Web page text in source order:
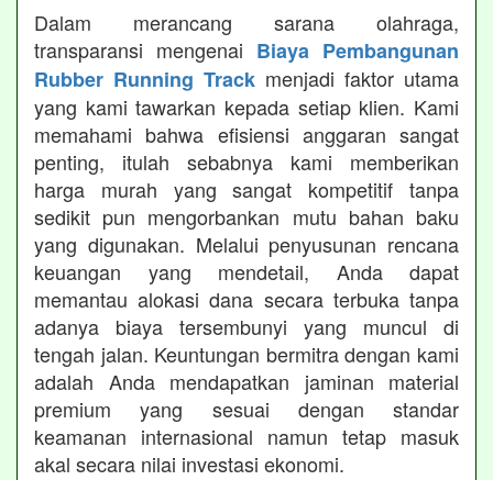
Dalam merancang sarana olahraga,
transparansi mengenai Biaya Pembangunan
Rubber Running Track menjadi faktor utama
yang kami tawarkan kepada setiap klien. Kami
memahami bahwa efisiensi anggaran sangat
penting, itulah sebabnya kami memberikan
harga murah yang sangat kompetitif tanpa
sedikit pun mengorbankan mutu bahan baku
yang digunakan. Melalui penyusunan rencana
keuangan yang mendetail, Anda dapat
memantau alokasi dana secara terbuka tanpa
adanya biaya tersembunyi yang muncul di
tengah jalan. Keuntungan bermitra dengan kami
adalah Anda mendapatkan jaminan material
premium yang sesuai dengan standar
keamanan internasional namun tetap masuk
akal secara nilai investasi ekonomi.